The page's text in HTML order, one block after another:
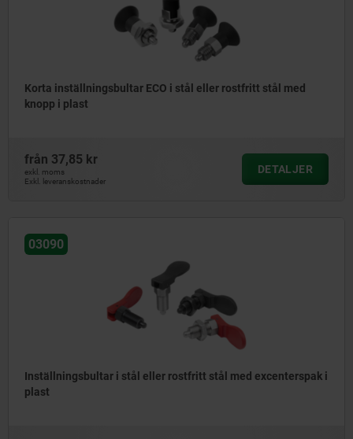
Korta inställningsbultar ECO i stål eller rostfritt stål med
knopp i plast
från 37,85 kr
exkl. moms
Exkl. leveranskostnader
DETALJER
03090
Inställningsbultar i stål eller rostfritt stål med excenterspak i
plast